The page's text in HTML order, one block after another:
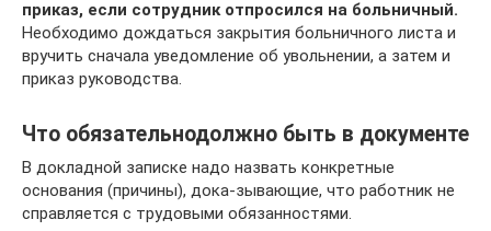
приказ, если сотрудник отпросился на больничный.
Необходимо дождаться закрытия больничного листа и
вручить сначала уведомление об увольнении, а затем и
приказ руководства.
Что обязательнодолжно быть в документе
В докладной записке надо назвать конкретные
основания (причины), дока-зывающие, что работник не
справляется с трудовыми обязанностями.